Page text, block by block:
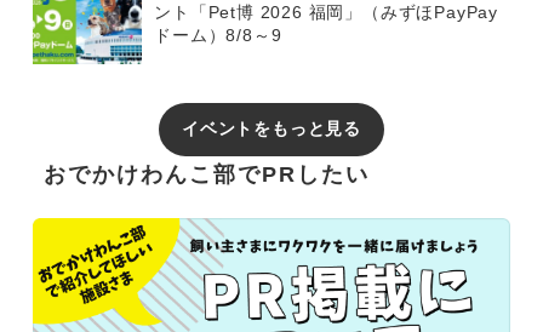
ント「Pet博 2026 福岡」（みずほPayPay
ドーム）8/8～9
イベントをもっと見る
おでかけわんこ部でPRしたい